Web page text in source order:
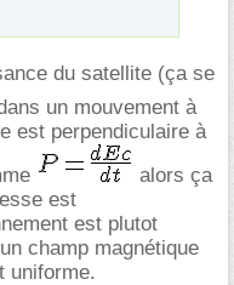
du satellite (ça se
un mouvement à
est perpendiculaire à
alors ça
est
est plutot
champ magnétique
uniforme.